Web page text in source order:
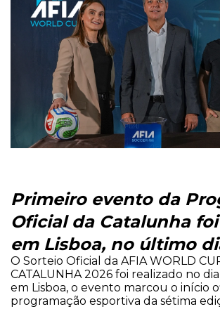
Primeiro evento da
Oficial da Catalunha
em Lisboa, no último
O Sorteio Oficial da AFIA WORLD
CATALUNHA 2026 foi realizado no
em Lisboa, o evento marcou o início
programação esportiva da sétima